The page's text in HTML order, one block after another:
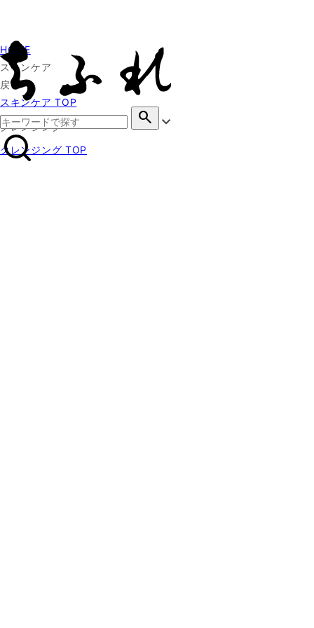
search
HOME
スキンケア
戻る
スキンケア TOP
クレンジング
クレンジング TOP